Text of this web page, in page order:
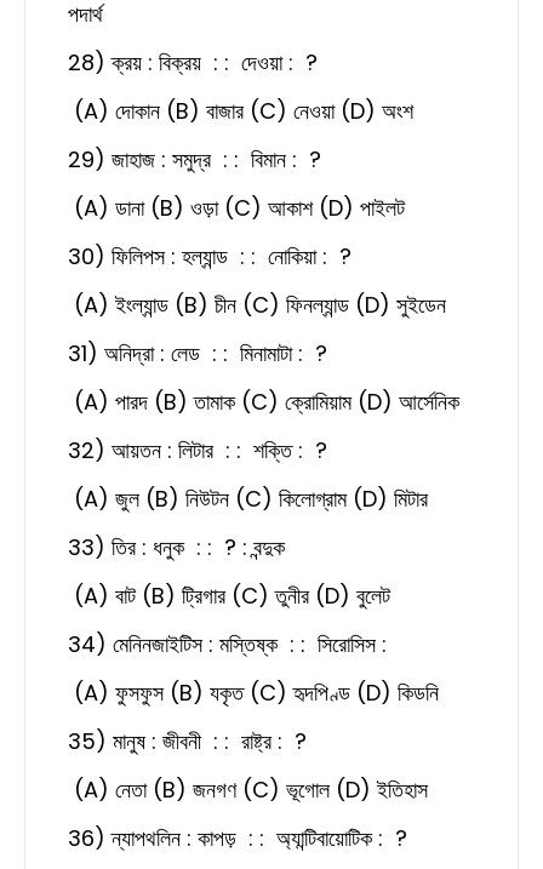
পদার্থ
28) ক্রয় : বিক্রয় : : দেওয়া : ?
(A) দোকান (B) বাজার (C) নেওয়া (D) অংশ
29) জাহাজ : সমুদ্র : : বিমান : ?
(A) ডানা (B) ওড়া (C) আকাশ (D) পাইলট
30) ফিলিপস : হল্যান্ড : : নোকিয়া : ?
(A) ইংল্যান্ড (B) চীন (C) ফিনল্যান্ড (D) সুইডেন
31) অনিদ্রা : লেড : : মিনামাটা : ?
(A) পারদ (B) তামাক (C) ক্রোমিয়াম (D) আর্সেনিক
32) আয়তন : লিটার : : শক্তি : ?
(A) জুল (B) নিউটন (C) কিলোগ্রাম (D) মিটার
33) তির : ধনুক : : ? : বন্দুক
(A) বাট (B) ট্রিগার (C) তুনীর (D) বুলেট
34) মেনিনজাইটিস : মস্তিষ্ক : : সিরোসিস :
(A) ফুসফুস (B) যকৃত (C) হৃদপিণ্ড (D) কিডনি
35) মানুষ : জীবনী : : রাষ্ট্র : ?
(A) নেতা (B) জনগণ (C) ভূগোল (D) ইতিহাস
36) ন্যাপথলিন : কাপড় : : অ্যান্টিবায়োটিক : ?